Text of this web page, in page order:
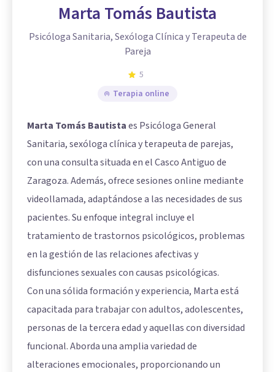
Marta Tomás Bautista
Psicóloga Sanitaria, Sexóloga Clínica y Terapeuta de
Pareja
5
Terapia online
Marta Tomás Bautistaes Psicóloga General
Sanitaria, sexóloga clínica y terapeuta de parejas,
con una consulta situada en el Casco Antiguo de
Zaragoza. Además, ofrece sesiones online mediante
videollamada, adaptándose a las necesidades de sus
pacientes. Su enfoque integral incluye el
tratamiento de trastornos psicológicos, problemas
en la gestión de las relaciones afectivas y
disfunciones sexuales con causas psicológicas.
Con una sólida formación y experiencia, Marta está
capacitada para trabajar con adultos, adolescentes,
personas de la tercera edad y aquellas con diversidad
funcional. Aborda una amplia variedad de
alteraciones emocionales, proporcionando un